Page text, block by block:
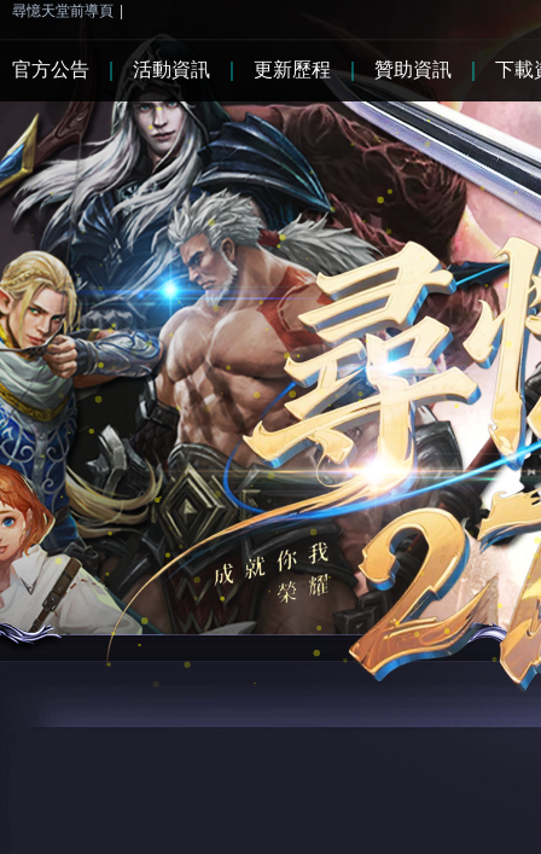
尋憶天堂前導頁